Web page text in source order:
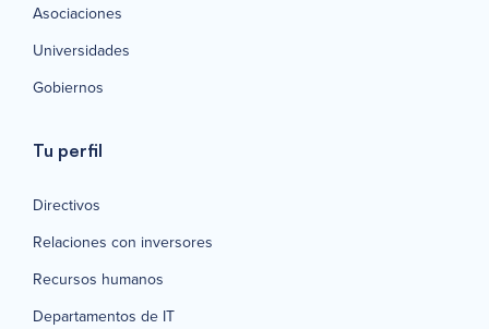
Asociaciones
Universidades
Gobiernos
Tu perfil
Directivos
Relaciones con inversores
Recursos humanos
Departamentos de IT